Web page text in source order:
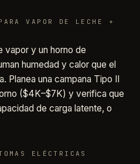
VAPOR DE LECHE +
vapor y un horno de
humedad y calor que el
Planea una campana Tipo II
($4K–$7K) y verifica que
de carga latente, o
ELÉCTRICAS